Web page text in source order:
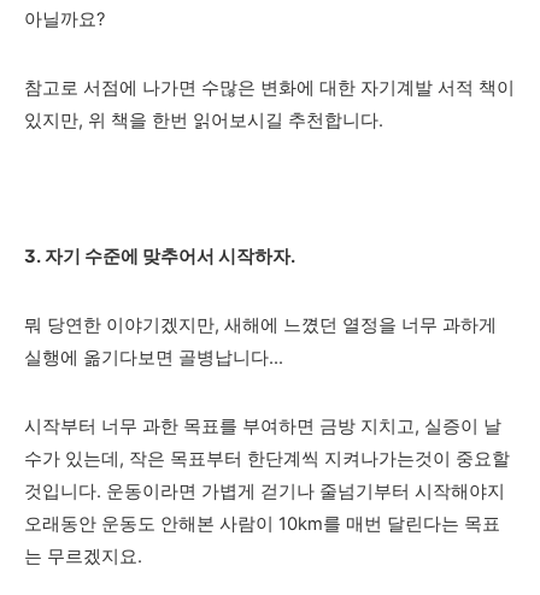
아닐까요?
참고로 서점에 나가면 수많은 변화에 대한 자기계발 서적 책이
있지만, 위 책을 한번 읽어보시길 추천합니다.
3. 자기 수준에 맞추어서 시작하자.
뭐 당연한 이야기겠지만, 새해에 느꼈던 열정을 너무 과하게
실행에 옮기다보면 골병납니다...
시작부터 너무 과한 목표를 부여하면 금방 지치고, 실증이 날
수가 있는데, 작은 목표부터 한단계씩 지켜나가는것이 중요할
것입니다. 운동이라면 가볍게 걷기나 줄넘기부터 시작해야지
오래동안 운동도 안해본 사람이 10km를 매번 달린다는 목표
는 무르겠지요.